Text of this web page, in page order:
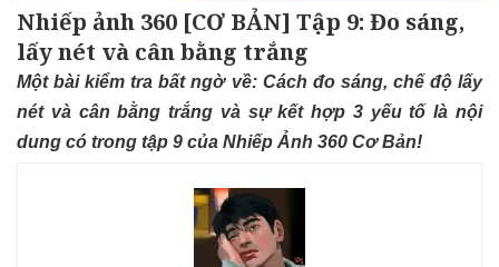
Nhiếp ảnh 360 [CƠ BẢN] Tập 9: Đo sáng,
lấy nét và cân bằng trắng
Một bài kiểm tra bất ngờ về: Cách đo sáng, chế độ lấy
nét và cân bằng trắng và sự kết hợp 3 yếu tố là nội
dung có trong tập 9 của Nhiếp Ảnh 360 Cơ Bản!